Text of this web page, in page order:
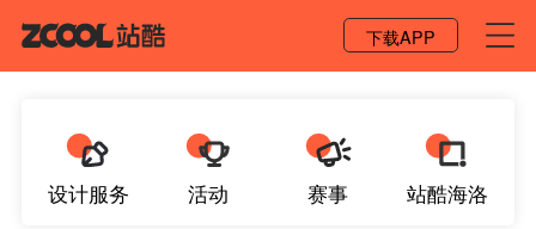
下载APP
设计服务 活动 赛事 站酷海洛